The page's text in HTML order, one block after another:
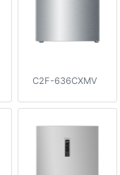
C2F-636CXMV